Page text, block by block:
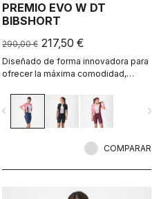
PREMIO EVO W DT
BIBSHORT
290,00 € 217,50 €
Diseñado de forma innovadora para
ofrecer la máxima comodidad,
largas distancias.
navigate_next
COMPARAR